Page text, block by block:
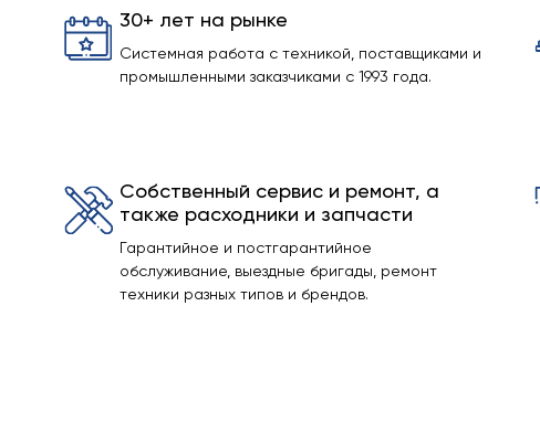
30+ лет на рынке
Системная работа с техникой, поставщиками и
промышленными заказчиками с 1993 года.
Собственный сервис и ремонт, а
также расходники и запчасти
Гарантийное и постгарантийное
обслуживание, выездные бригады, ремонт
техники разных типов и брендов.